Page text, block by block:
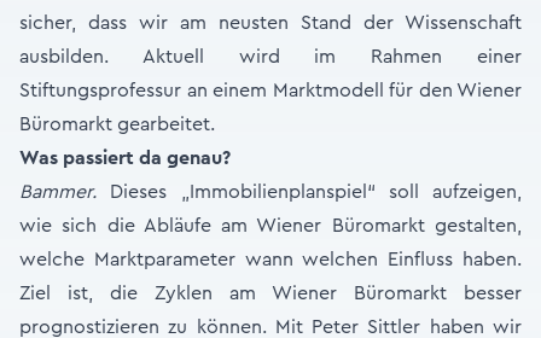
sicher, dass wir am neusten Stand der Wissenschaft
ausbilden. Aktuell wird im Rahmen einer
Stiftungsprofessur an einem Marktmodell für den Wiener
Büromarkt gearbeitet.
Was passiert da genau?
Bammer. Dieses „Immobilienplanspiel“ soll aufzeigen,
wie sich die Abläufe am Wiener Büromarkt gestalten,
welche Marktparameter wann welchen Einfluss haben.
Ziel ist, die Zyklen am Wiener Büromarkt besser
prognostizieren zu können. Mit Peter Sittler haben wir